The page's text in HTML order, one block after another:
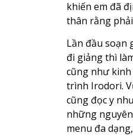
khiến em đã
thân rằng
Lần đầu soạn
đi giảng thì
cũng như kinh
trình Irodori.
cũng đọc y
những
menu đa